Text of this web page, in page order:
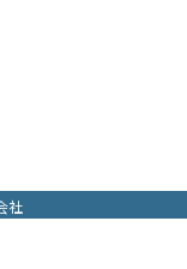
社